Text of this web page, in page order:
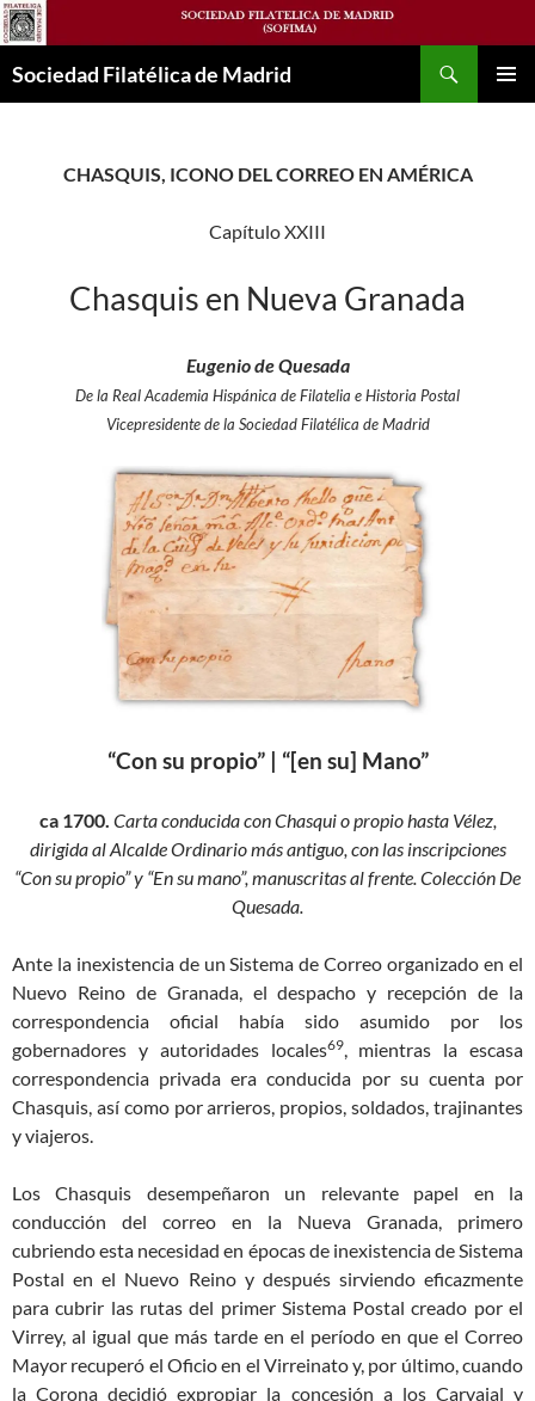
Saltar
al
contenido
Sociedad Filatélica de Madrid
CHASQUIS, ICONO DEL CORREO EN AMÉRICA
Capítulo XXIII
Chasquis en Nueva Granada
Eugenio de Quesada
De la Real Academia Hispánica de Filatelia e Historia Postal
Vicepresidente de la Sociedad Filatélica de Madrid
“Con su propio” | “[en su] Mano”
ca 1700. Carta conducida con Chasqui o propio hasta Vélez,
dirigida al Alcalde Ordinario más antiguo, con las inscripciones
“Con su propio” y “En su mano”, manuscritas al frente. Colección De
Quesada.
Ante la inexistencia de un Sistema de Correo organizado en el
Nuevo Reino de Granada, el despacho y recepción de la
correspondencia oficial había sido asumido por los
gobernadores y autoridades locales69, mientras la escasa
correspondencia privada era conducida por su cuenta por
Chasquis, así como por arrieros, propios, soldados, trajinantes
y viajeros.
Los Chasquis desempeñaron un relevante papel en la
conducción del correo en la Nueva Granada, primero
cubriendo esta necesidad en épocas de inexistencia de Sistema
Postal en el Nuevo Reino y después sirviendo eficazmente
para cubrir las rutas del primer Sistema Postal creado por el
Virrey, al igual que más tarde en el período en que el Correo
Mayor recuperó el Oficio en el Virreinato y, por último, cuando
la Corona decidió expropiar la concesión a los Carvajal y